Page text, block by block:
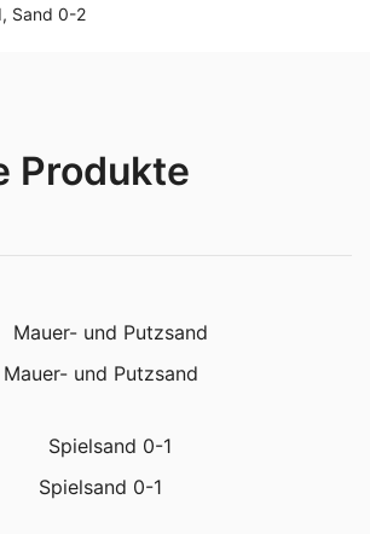
, Sand 0-2
Produkte
Mauer- und Putzsand
Spielsand 0-1